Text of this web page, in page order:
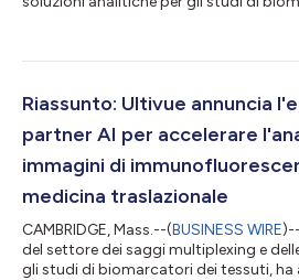
microarray tissutali (ngTMA®),
multiplex (mIF) e l'utilizzo di TMA di
Riassunto: Ultivue annuncia
partner AI per accelerare
immagini di
medicina traslazionale
CAMBRIDGE, Mass.--(BUSINESS WIRE
del settore dei saggi multiplexing e
gli studi di biomarcatori dei tessuti, ha